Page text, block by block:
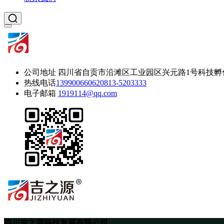
公司地址 四川省自贡市沿滩区工业园区兴元路1号科技孵
热线电话139900660620813-5203333
电子邮箱 1919114@qq.com